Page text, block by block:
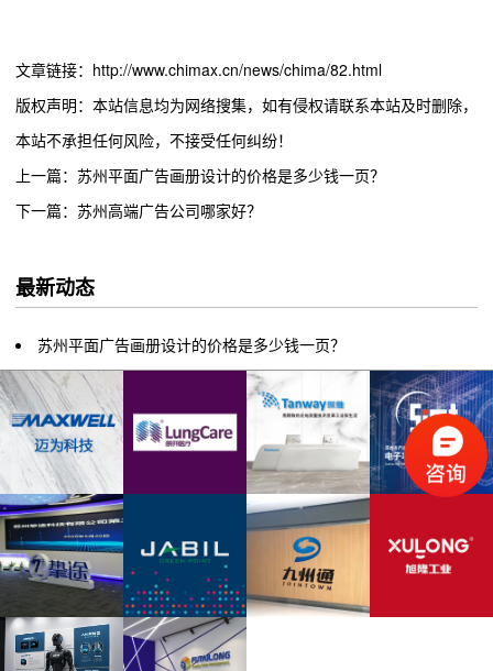
文章链接：http://www.chimax.cn/news/chima/82.html
版权声明：本站信息均为网络搜集，如有侵权请联系本站及时删除，
本站不承担任何风险，不接受任何纠纷！
上一篇：苏州平面广告画册设计的价格是多少钱一页？
下一篇：苏州高端广告公司哪家好？
最新动态
苏州平面广告画册设计的价格是多少钱一页？